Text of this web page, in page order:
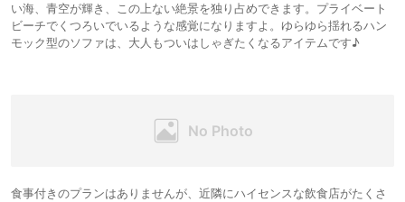
い海、青空が輝き、この上ない絶景を独り占めできます。プライベート
ビーチでくつろいでいるような感覚になりますよ。ゆらゆら揺れるハン
モック型のソファは、大人もついはしゃぎたくなるアイテムです♪
食事付きのプランはありませんが、近隣にハイセンスな飲食店がたくさ